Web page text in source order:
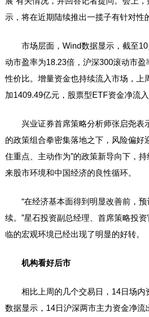
示，将在近期陆续推出一揽子有针对性
市场层面，Wind数据显示，截至10
动市盈率为18.23倍，沪深300滚动市
性价比。增量资金也持续流入市场，上
加1409.49亿元，股票型ETF资金净流入
兴业证券首席策略分析师张启尧表
的政策组合拳密集落地之下，风险偏好
住重点、主动作为”的政策新导向下，
来股市环境和中国经济的良性循环。
“在经济基本面得到明显改善前，预
续。”星石投资副总经理、首席策略投
临的宏观环境已经出现了明显的好转。
机构看好后市
相比上周的几个交易日，14日场内
数据显示，14日沪深两市主力资金净流